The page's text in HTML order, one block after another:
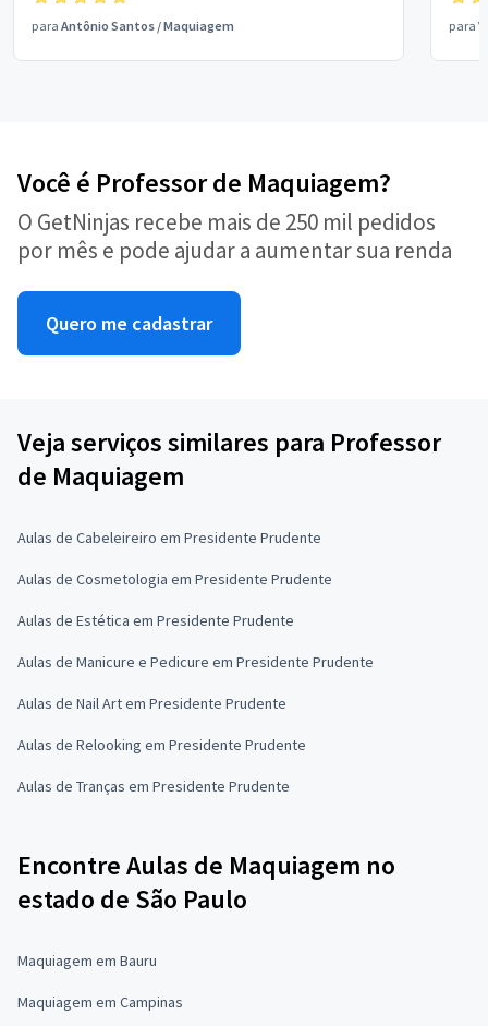
para Antônio Santos /Maquiagem para
Você é Professor de Maquiagem?
O GetNinjas recebe mais de 250 mil pedidos
por mês e pode ajudar a aumentar sua renda
Quero me cadastrar
Veja serviços similares para Professor
de Maquiagem
Aulas de Cabeleireiro em Presidente Prudente
Aulas de Cosmetologia em Presidente Prudente
Aulas de Estética em Presidente Prudente
Aulas de Manicure e Pedicure em Presidente Prudente
Aulas de Nail Art em Presidente Prudente
Aulas de Relooking em Presidente Prudente
Aulas de Tranças em Presidente Prudente
Encontre Aulas de Maquiagem no
estado de São Paulo
Maquiagem em Bauru
Maquiagem em Campinas